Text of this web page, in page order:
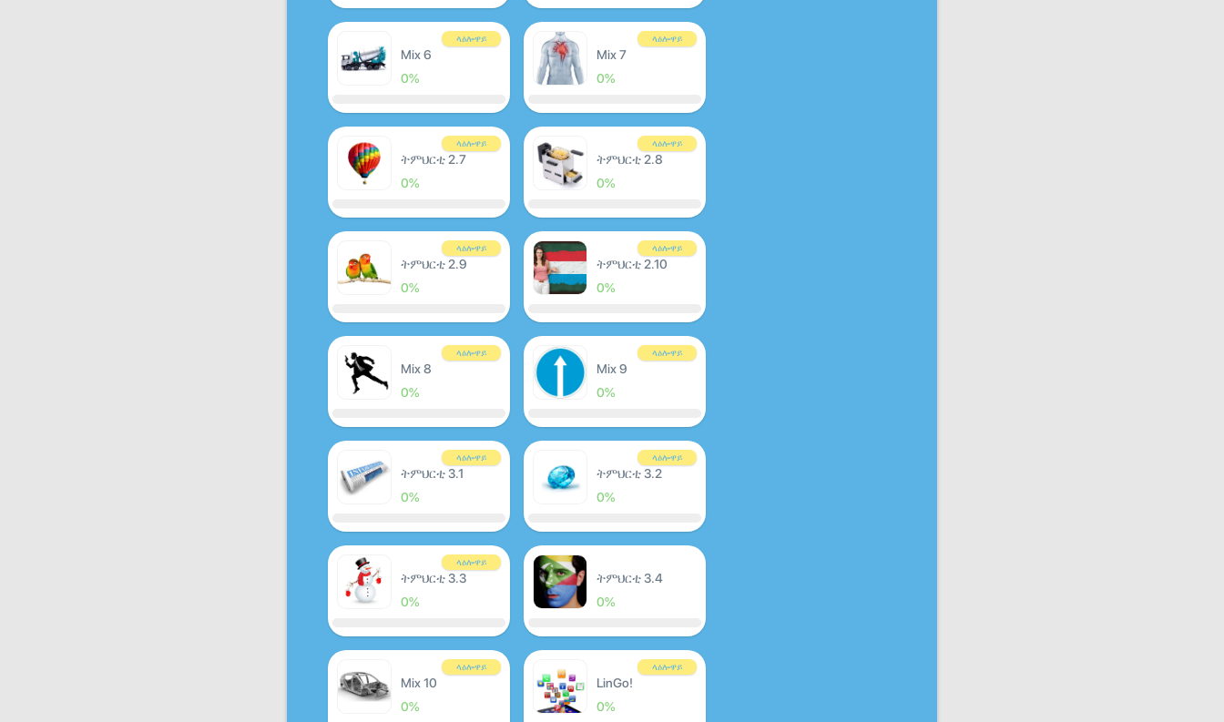
ላዕሎዋይ
Mix 6
0%
ላዕሎዋይ
Mix 7
0%
ላዕሎዋይ
ትምህርቲ 2.7
0%
ላዕሎዋይ
ትምህርቲ 2.8
0%
ላዕሎዋይ
ትምህርቲ 2.9
0%
ላዕሎዋይ
ትምህርቲ 2.10
0%
ላዕሎዋይ
Mix 8
0%
ላዕሎዋይ
Mix 9
0%
ላዕሎዋይ
ትምህርቲ 3.1
0%
ላዕሎዋይ
ትምህርቲ 3.2
0%
ላዕሎዋይ
ትምህርቲ 3.3
0%
ትምህርቲ 3.4
0%
ላዕሎዋይ
Mix 10
0%
ላዕሎዋይ
LinGo!
0%